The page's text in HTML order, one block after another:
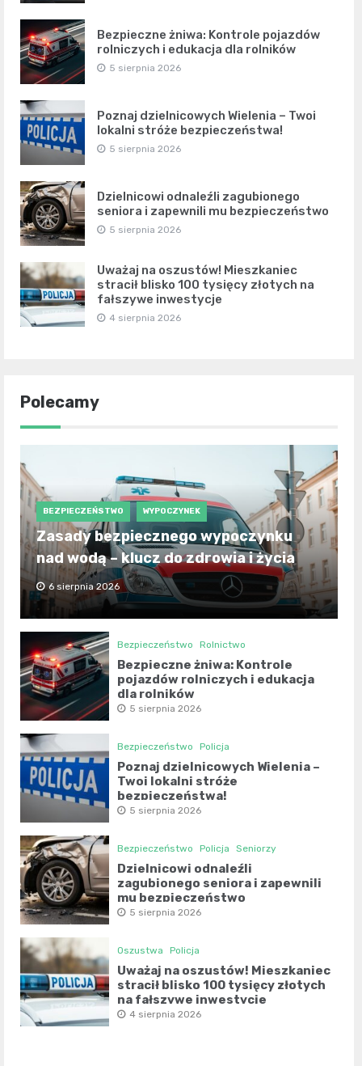
Bezpieczne żniwa: Kontrole pojazdów
rolniczych i edukacja dla rolników
5 sierpnia 2026
Poznaj dzielnicowych Wielenia – Twoi
lokalni stróże bezpieczeństwa!
5 sierpnia 2026
Dzielnicowi odnaleźli zagubionego
seniora i zapewnili mu bezpieczeństwo
5 sierpnia 2026
Uważaj na oszustów! Mieszkaniec
stracił blisko 100 tysięcy złotych na
fałszywe inwestycje
4 sierpnia 2026
Polecamy
BEZPIECZEŃSTWO WYPOCZYNEK
Zasady bezpiecznego wypoczynku
nad wodą – klucz do zdrowia i życia
6 sierpnia 2026
Bezpieczeństwo Rolnictwo
Bezpieczne żniwa: Kontrole
pojazdów rolniczych i edukacja
dla rolników
5 sierpnia 2026
Bezpieczeństwo Policja
Poznaj dzielnicowych Wielenia –
Twoi lokalni stróże
bezpieczeństwa!
5 sierpnia 2026
Bezpieczeństwo Policja Seniorzy
Dzielnicowi odnaleźli
zagubionego seniora i zapewnili
mu bezpieczeństwo
5 sierpnia 2026
Oszustwa Policja
Uważaj na oszustów! Mieszkaniec
stracił blisko 100 tysięcy złotych
na fałszywe inwestycje
4 sierpnia 2026